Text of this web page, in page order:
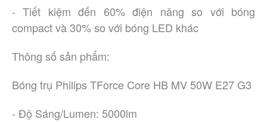
- Tiết kiệm đến 60% điện năng so với bóng
compact và 30% so với bóng LED khác
Thông số sản phẩm:
Bóng trụ Philips TForce Core HB MV 50W E27 G3
- Độ Sáng/Lumen: 5000lm